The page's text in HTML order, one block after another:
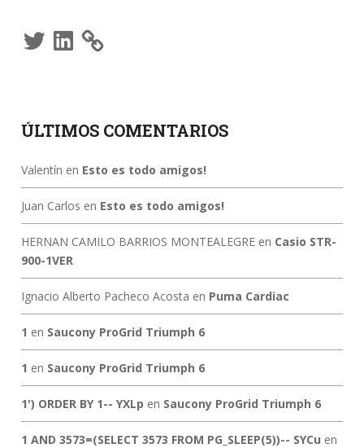
TwitterLinkedIn
ÚLTIMOS COMENTARIOS
Valentín en Esto es todo amigos!
Juan Carlos en Esto es todo amigos!
HERNAN CAMILO BARRIOS MONTEALEGREen Casio STR-
900-1VER
Ignacio Alberto Pacheco Acosta en Puma Cardiac
1 en Saucony ProGrid Triumph 6
1 en Saucony ProGrid Triumph 6
1') ORDER BY 1-- YXLp en Saucony ProGrid Triumph 6
1 AND 3573=(SELECT 3573 FROM PG_SLEEP(5))-- SYCu en